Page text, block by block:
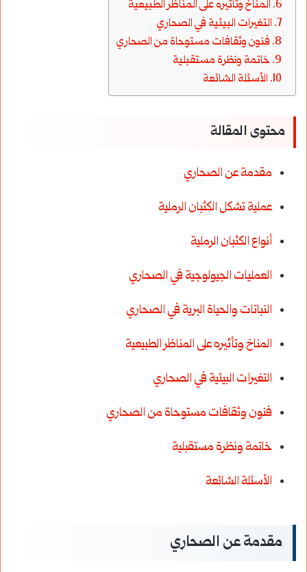
المناخ وتأثيره على المناظر الطبيعية
التغيرات البيئية في الصحاري
فنون وثقافات مستوحاة من الصحاري
خاتمة ونظرة مستقبلية
الأسئلة الشائعة
محتوى المقالة
مقدمة عن الصحاري
عملية تشكل الكثبان الرملية
أنواع الكثبان الرملية
العمليات الجيولوجية في الصحاري
النباتات والحياة البرية في الصحاري
المناخ وتأثيره على المناظر الطبيعية
التغيرات البيئية في الصحاري
فنون وثقافات مستوحاة من الصحاري
خاتمة ونظرة مستقبلية
الأسئلة الشائعة
مقدمة عن الصحاري